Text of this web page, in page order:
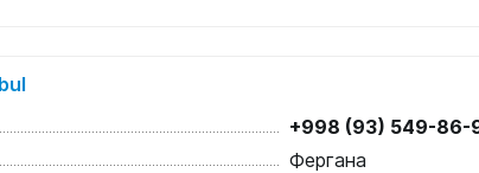
+998 (93) 549-86-
Фергана